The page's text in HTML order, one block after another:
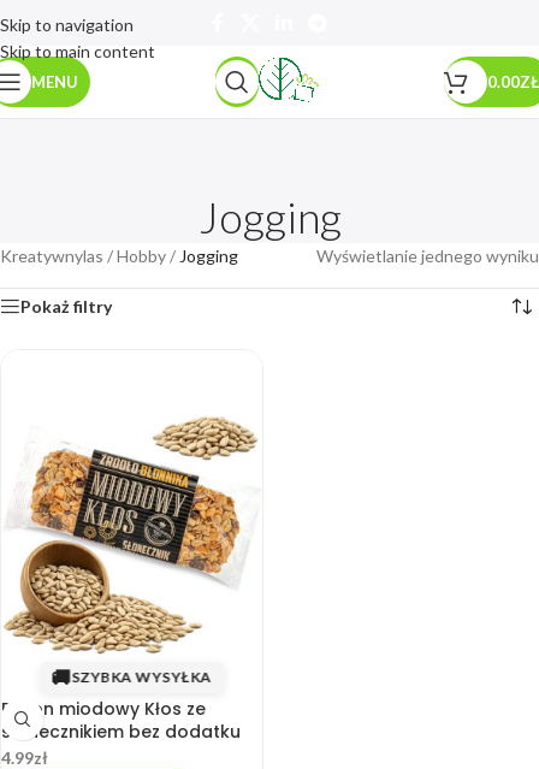
Skip to navigation
Skip to main content
MENU 0.00ZŁ
Jogging
Kreatywnylas /Hobby/ Jogging Wyświetlanie jednego wyniku
Pokaż filtry
🚚SZYBKA WYSYŁKA
Baton miodowy Kłos ze
słonecznikiem bez dodatku
cukru 45 g
4.99zł